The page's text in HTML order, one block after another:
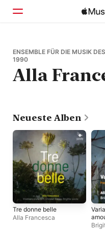
Startseite
Entdecken
ENSEMBLE FÜR DIE MUSIK
1990
Alla
Neueste Alben
Tre donne belle
Alla Francesca